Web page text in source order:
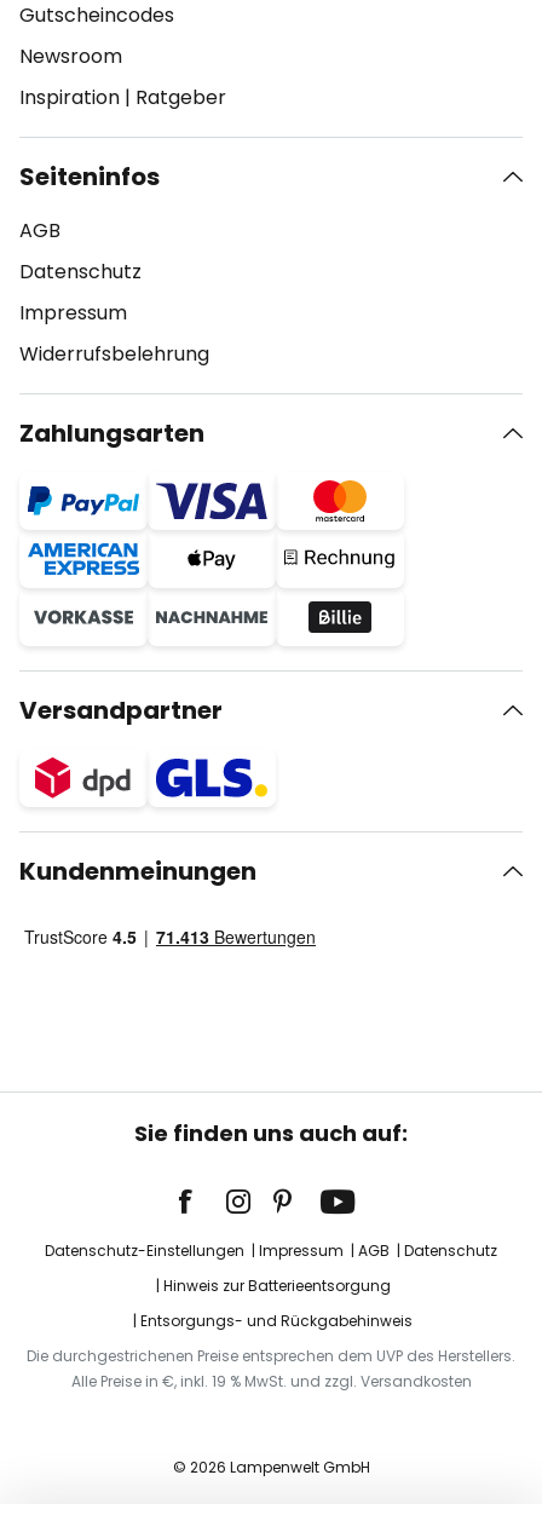
Gutscheincodes
Newsroom
Inspiration | Ratgeber
Seiteninfos
AGB
Datenschutz
Impressum
Widerrufsbelehrung
Zahlungsarten
Versandpartner
Kundenmeinungen
Sie finden uns auch auf:
Datenschutz-Einstellungen Impressum AGB
Datenschutz
Hinweis zur Batterieentsorgung
Entsorgungs- und Rückgabehinweis
Die durchgestrichenen Preise entsprechen dem UVP des Herstellers.
Alle Preise in €, inkl. 19 % MwSt. und zzgl. Versandkosten
© 2026 Lampenwelt GmbH